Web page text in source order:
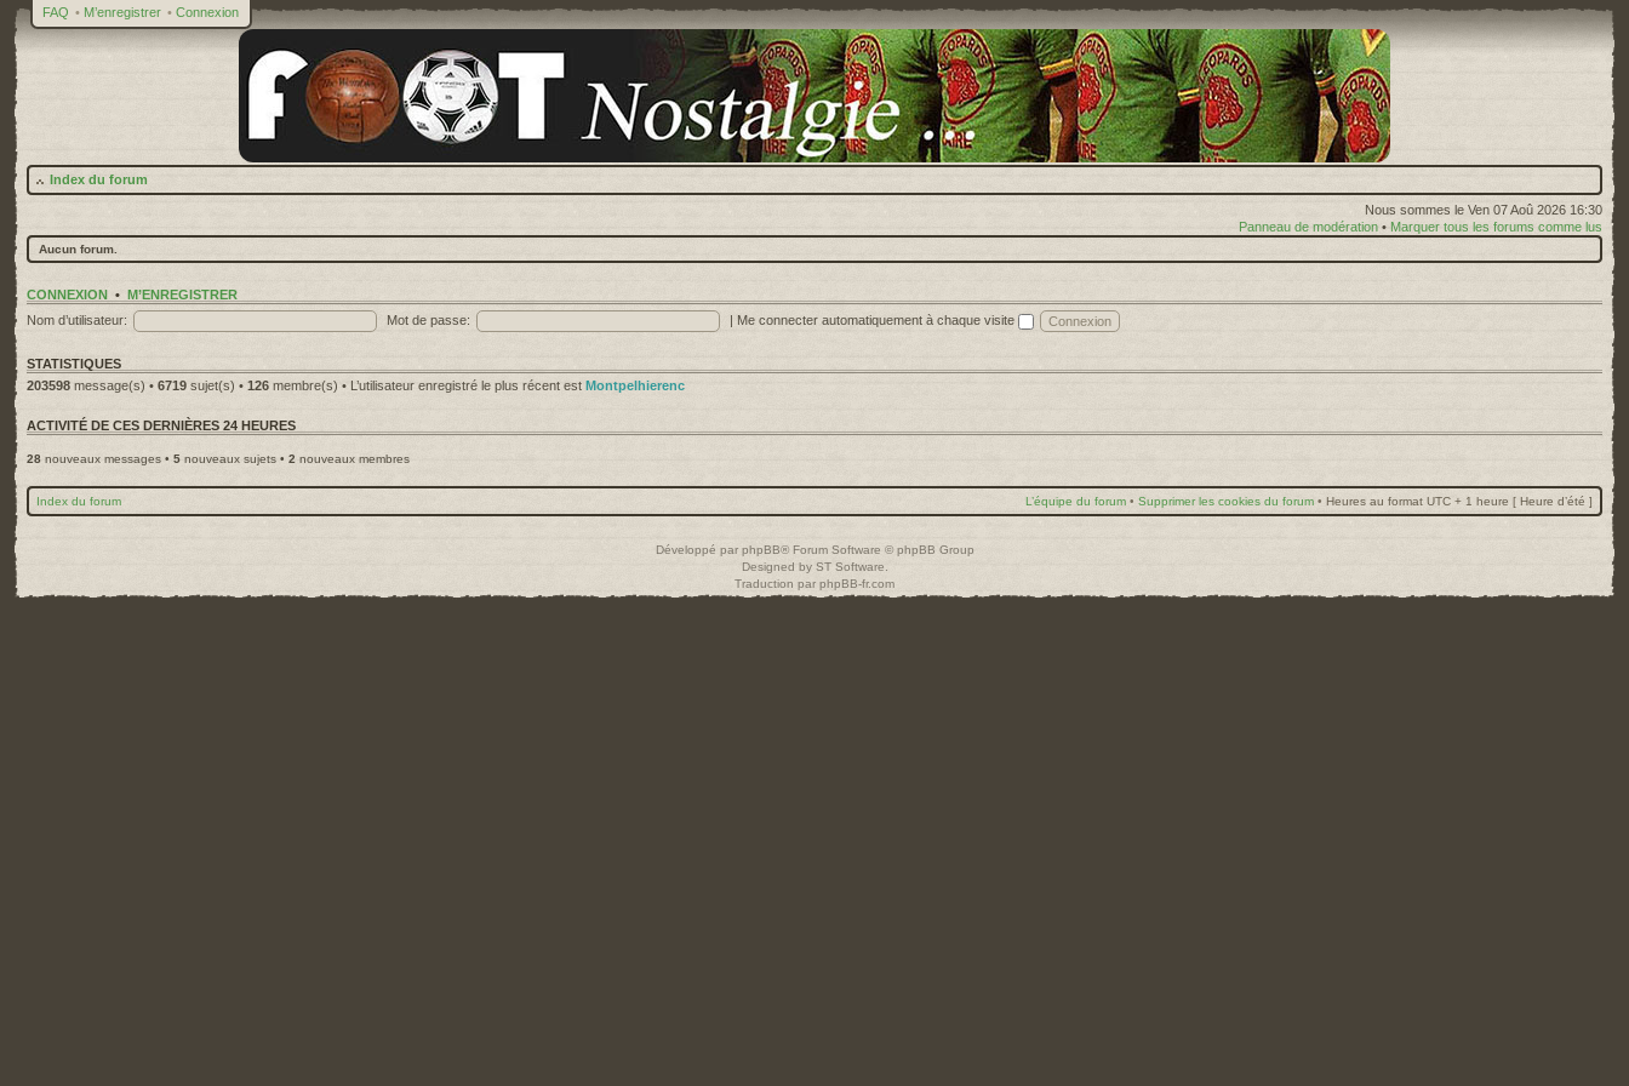
FAQ • M’enregistrer • Connexion
Index du forum
Nous sommes le Ven 07 Aoû 2026 16:30
Panneau de modération • Marquer tous les forums comme lus
Aucun forum.
CONNEXION • M’ENREGISTRER
Nom d’utilisateur:
Mot de passe: | Me connecter automatiquement à chaque visite
STATISTIQUES
203598 message(s) • 6719 sujet(s) • 126 membre(s) • L’utilisateur enregistré le plus récent est Montpelhierenc
ACTIVITÉ DE CES DERNIÈRES 24 HEURES
28 nouveaux messages • 5 nouveaux sujets • 2 nouveaux membres
Index du forum L’équipe du forum • Supprimer les cookies du forum • Heures au format UTC + 1 heure [ Heure d’été ]
Développé par phpBB® Forum Software © phpBB Group
Designed by ST Software
Traduction par phpBB-fr.com